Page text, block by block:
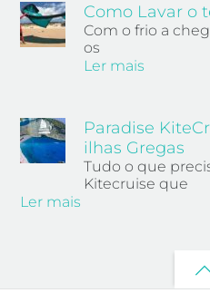
Como Lavar o
Com o frio a
os
Ler mais
Paradise
ilhas Gregas
Tudo o que
Kitecruise que
Ler mais